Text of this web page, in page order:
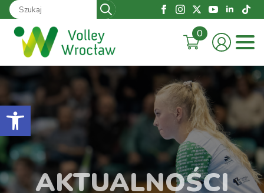
Otwórz pasek narzędzi
Search
for:
0
AKTUALNOŚCI